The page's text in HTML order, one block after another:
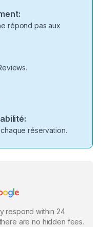
répond pas aux
réservation.
respond within 24
are no hidden fees.